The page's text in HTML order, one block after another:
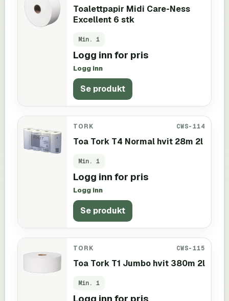
Toalettpapir Midi Care-Ness
Excellent 6 stk
Min. 1
Logg inn for pris
Logg inn
Se produkt
TORK CWS-114
Toa Tork T4 Normal hvit 28m 2l
Min. 1
Logg inn for pris
Logg inn
Se produkt
TORK CWS-115
Toa Tork T1 Jumbo hvit 380m 2l
Min. 1
Logg inn for pris